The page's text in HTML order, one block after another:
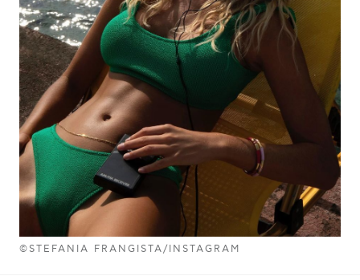
©STEFANIA FRANGISTA/INSTAGRAM